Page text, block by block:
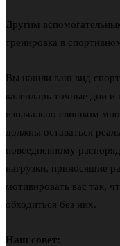
Другим
тренировка в
Вы нашли ваш вид
календарь точные дни и
изначально слишком
должны оставаться
повседневному
нагрузки, приносящие
мотивировать вас так,
обходиться без них.
Наш совет: